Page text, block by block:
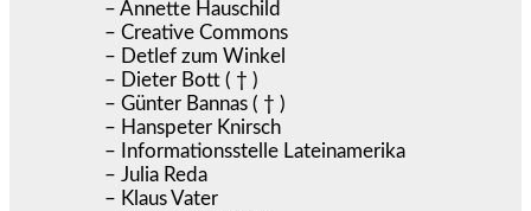
– Annette Hauschild
– Creative Commons
– Detlef zum Winkel
– Dieter Bott ( † )
– Günter Bannas ( † )
– Hanspeter Knirsch
– Informationsstelle Lateinamerika
– Julia Reda
– Klaus Vater